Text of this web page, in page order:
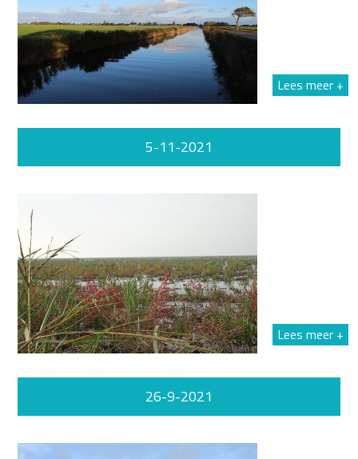
Lees meer +
5-11-2021
Lees meer +
26-9-2021